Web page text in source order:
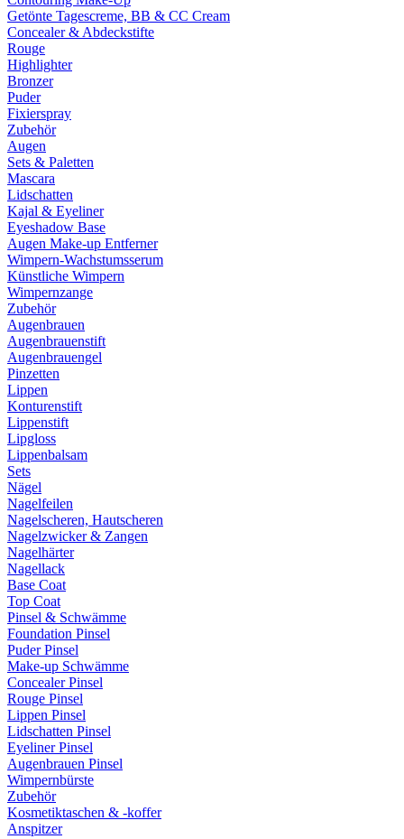
Getönte Tagescreme, BB & CC Cream
Concealer & Abdeckstifte
Rouge
Highlighter
Bronzer
Puder
Fixierspray
Zubehör
Augen
Sets & Paletten
Mascara
Lidschatten
Kajal & Eyeliner
Eyeshadow Base
Augen Make-up Entferner
Wimpern-Wachstumsserum
Künstliche Wimpern
Wimpernzange
Zubehör
Augenbrauen
Augenbrauenstift
Augenbrauengel
Pinzetten
Lippen
Konturenstift
Lippenstift
Lipgloss
Lippenbalsam
Sets
Nägel
Nagelfeilen
Nagelscheren, Hautscheren
Nagelzwicker & Zangen
Nagelhärter
Nagellack
Base Coat
Top Coat
Pinsel & Schwämme
Foundation Pinsel
Puder Pinsel
Make-up Schwämme
Concealer Pinsel
Rouge Pinsel
Lippen Pinsel
Lidschatten Pinsel
Eyeliner Pinsel
Augenbrauen Pinsel
Wimpernbürste
Zubehör
Kosmetiktaschen & -koffer
Anspitzer